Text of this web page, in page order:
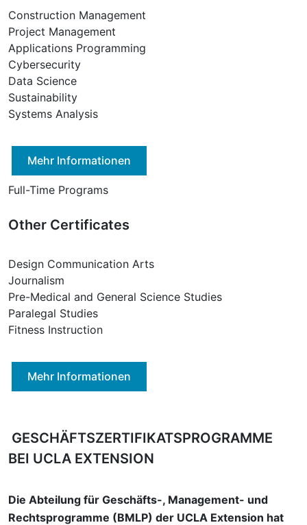
Construction Management
Project Management
Applications Programming
Cybersecurity
Data Science
Sustainability
Systems Analysis
Mehr Informationen
Full-Time Programs
Other Certificates
Design Communication Arts
Journalism
Pre-Medical and General Science Studies
Paralegal Studies
Fitness Instruction
Mehr Informationen
GESCHÄFTSZERTIFIKATSPROGRAMME
BEI UCLA EXTENSION
Die Abteilung für Geschäfts-, Management- und
Rechtsprogramme (BMLP) der UCLA Extension hat